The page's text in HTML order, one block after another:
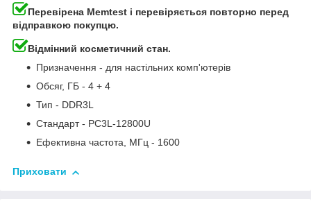
Перевірена Memtest і перевіряється повторно перед
відправкою покупцю.
Відмінний косметичний стан.
Призначення - для настільних комп'ютерів
Обсяг, ГБ - 4 + 4
Тип - DDR3L
Стандарт - PC3L-12800U
Ефективна частота, МГц - 1600
Приховати